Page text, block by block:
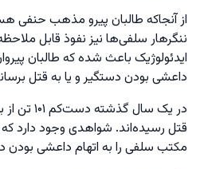
از آنجا‌که طالبان پیرو مذهب حنفی
ننگرهار سلفی‌ها نیز نفوذ قابل
ایدئولوژیک باعث شده که طالبان
داعشی بودن دستگیر و یا به قتل
در یک سال
قتل رسیده‌اند. شواهدی وجود دارد
مکتب سلفی را به اتهام داعشی بودن